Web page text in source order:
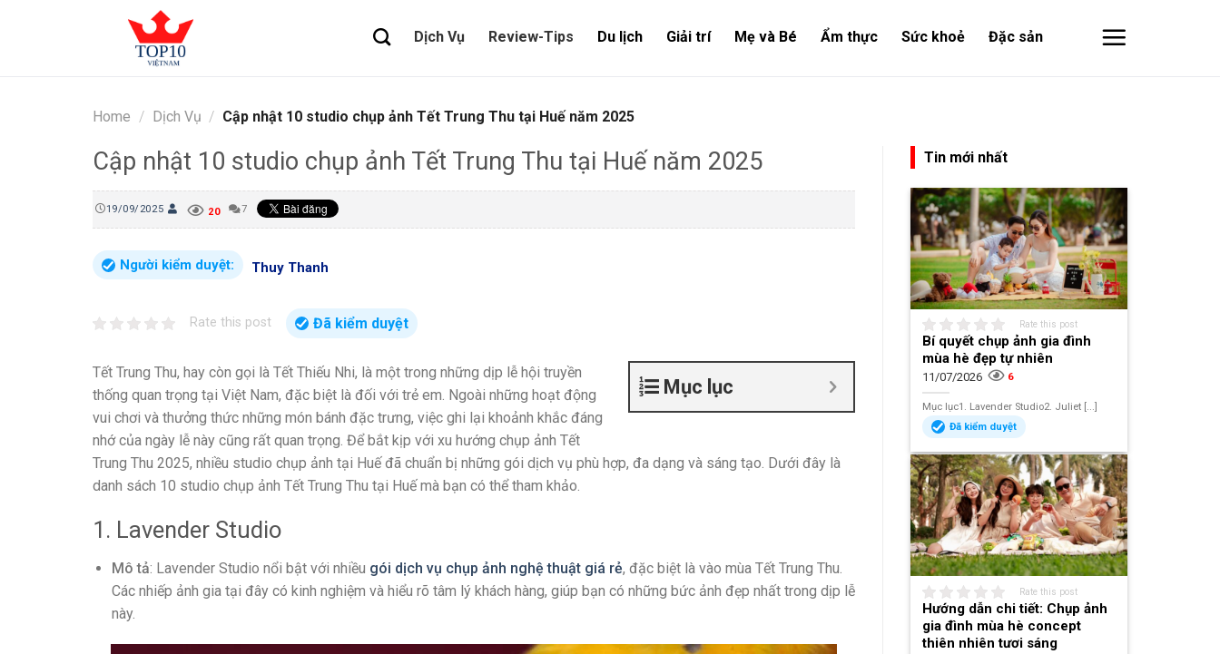
Dịch Vụ Review-Tips Du lịch Giải trí Mẹ và Bé Ẩm thực Sức khoẻ Đặc sản
Home / Dịch Vụ / Cập nhật 10 studio chụp ảnh Tết Trung Thu tại Huế năm 2025
Cập nhật 10 studio chụp ảnh Tết Trung Thu tại Huế năm 2025
19/09/2025 20 7
Người kiểm duyệt: Thuy Thanh
Rate this post Đã kiểm duyệt
Mục lục
Tết Trung Thu, hay còn gọi là Tết Thiếu Nhi, là một trong những dịp lễ hội truyền
thống quan trọng tại Việt Nam, đặc biệt là đối với trẻ em. Ngoài những hoạt động
vui chơi và thưởng thức những món bánh đặc trưng, việc ghi lại khoảnh khắc đáng
nhớ của ngày lễ này cũng rất quan trọng. Để bắt kịp với xu hướng chụp ảnh Tết
Trung Thu 2025, nhiều studio chụp ảnh tại Huế đã chuẩn bị những gói dịch vụ phù hợp, đa dạng và sáng tạo. Dưới đây là
danh sách 10 studio chụp ảnh Tết Trung Thu tại Huế mà bạn có thể tham khảo.
1. Lavender Studio
Mô tả: Lavender Studio nổi bật với nhiều gói dịch vụ chụp ảnh nghệ thuật giá rẻ, đặc biệt là vào mùa Tết Trung Thu.
Các nhiếp ảnh gia tại đây có kinh nghiệm và hiểu rõ tâm lý khách hàng, giúp bạn có những bức ảnh đẹp nhất trong dịp lễ
này.
Tin mới nhất
Rate this post
Bí quyết chụp ảnh gia đình
mùa hè đẹp tự nhiên
11/07/2026 6
Mục lục1. Lavender Studio2. Juliet [...]
Đã kiểm duyệt
Rate this post
Hướng dẫn chi tiết: Chụp ảnh
gia đình mùa hè concept
thiên nhiên tươi sáng